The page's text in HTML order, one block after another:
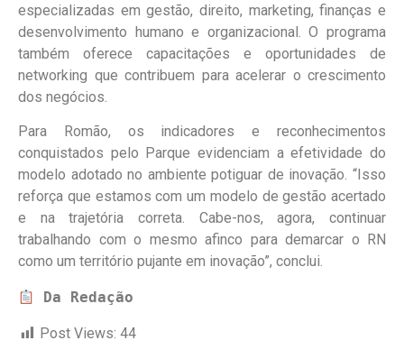
especializadas em gestão, direito, marketing, finanças e
desenvolvimento humano e organizacional. O programa
também oferece capacitações e oportunidades de
networking que contribuem para acelerar o crescimento
dos negócios.
Para Romão, os indicadores e reconhecimentos
conquistados pelo Parque evidenciam a efetividade do
modelo adotado no ambiente potiguar de inovação. “Isso
reforça que estamos com um modelo de gestão acertado
e na trajetória correta. Cabe-nos, agora, continuar
trabalhando com o mesmo afinco para demarcar o RN
como um território pujante em inovação”, conclui.
Da Redação
Post Views: 44